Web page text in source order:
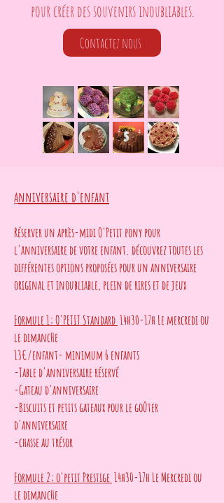
pour créer des souvenirs inoubliables.
Contactez nous
Anniversaire d'enfant
Réserver un après-midi O'Petit pony pour
l'anniversaire de votre enfant. découvrez toutes les
différentes options proposées pour un anniversaire
original et inoubliable, plein de rires et de jeux
Formule 1; O'PETIT Standard 14h30-17h Le mercredi ou
le dimancHe
13€/enfant- minimum 6 enfants
-Table d'anniversaire réservé
-Gateau d'anniversaire
-Biscuits et petits gateaux pour le goûter
d'anniversaire
-chasse au trésor
Formule 2; o'petit Prestige 14h30-17h Le Mercredi ou
le dimancHe